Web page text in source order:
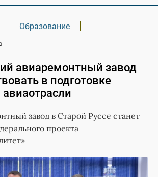
Образование
авиаремонтный завод
в подготовке
завод в Старой Руссе станет
проекта